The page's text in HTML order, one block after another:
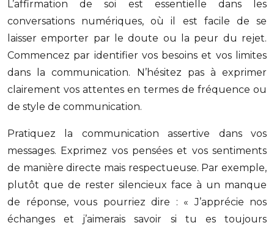
L’affirmation de soi est essentielle dans les
conversations numériques, où il est facile de se
laisser emporter par le doute ou la peur du rejet.
Commencez par identifier vos besoins et vos limites
dans la communication. N’hésitez pas à exprimer
clairement vos attentes en termes de fréquence ou
de style de communication.
Pratiquez la communication assertive dans vos
messages. Exprimez vos pensées et vos sentiments
de manière directe mais respectueuse. Par exemple,
plutôt que de rester silencieux face à un manque
de réponse, vous pourriez dire : « J’apprécie nos
échanges et j’aimerais savoir si tu es toujours